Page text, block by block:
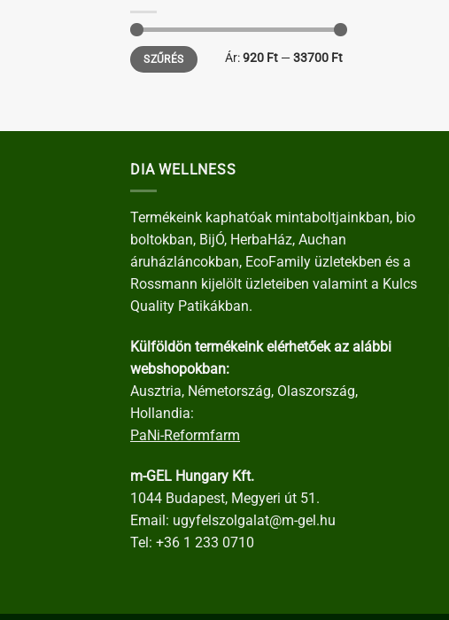
Min
ár
Max
ár
SZŰRÉS Ár:920 Ft —33700 Ft
DIA WELLNESS
Termékeink kaphatóak mintaboltjainkban, bio
boltokban, BijÓ, HerbaHáz, Auchan
áruházláncokban, EcoFamily üzletekben és a
Rossmann kijelölt üzleteiben valamint a Kulcs
Quality Patikákban.
Külföldön termékeink elérhetőek az alábbi
webshopokban:
Ausztria, Németország, Olaszország,
Hollandia:
PaNi-Reformfarm
m-GEL Hungary Kft.
1044 Budapest, Megyeri út 51.
Email: ugyfelszolgalat@m-gel.hu
Tel: +36 1 233 0710